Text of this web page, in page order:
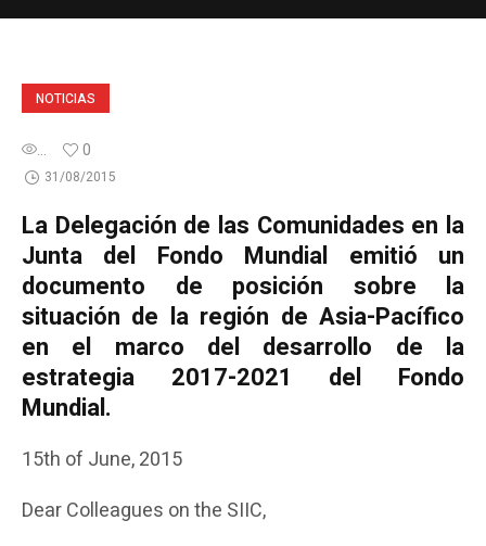
NOTICIAS
... 0
31/08/2015
La Delegación de las Comunidades en la
Junta del Fondo Mundial emitió un
documento de posición sobre la
situación de la región de Asia-Pacífico
en el marco del desarrollo de la
estrategia 2017-2021 del Fondo
Mundial.
15th of June, 2015
Dear Colleagues on the SIIC,